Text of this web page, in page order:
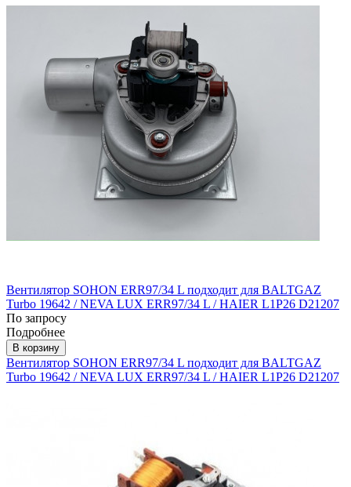
Вентилятор SOHON ERR97/34 L подходит для BALTGAZ
Turbo 19642 / NEVA LUX ERR97/34 L / HAIER L1P26 D21207
По запросу
Подробнее
В корзину
Вентилятор SOHON ERR97/34 L подходит для BALTGAZ
Turbo 19642 / NEVA LUX ERR97/34 L / HAIER L1P26 D21207